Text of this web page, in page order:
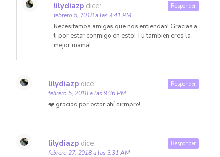
lilydiazp dice:
febrero 5, 2018 a las 9:41 PM
Necesitamos amigas que nos entiendan! Gracias a
ti por estar conmigo en esto! Tu tambien eres la
mejor mamá!
Responder
lilydiazp dice:
febrero 5, 2018 a las 9:36 PM
❤️ gracias por estar ahí sirmpre!
Responder
lilydiazp dice:
febrero 27, 2018 a las 3:31 AM
Responder